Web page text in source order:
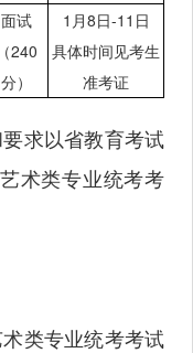
面试
（240
分）
1月8日-11日
具体时间见考生
准考证
求以省教育考试
术类专业统考考
类专业统考考试